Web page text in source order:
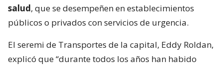
salud, que se desempeñen en establecimientos
públicos o privados con servicios de urgencia.
El seremi de Transportes de la capital, Eddy Roldan,
explicó que “durante todos los años han habido